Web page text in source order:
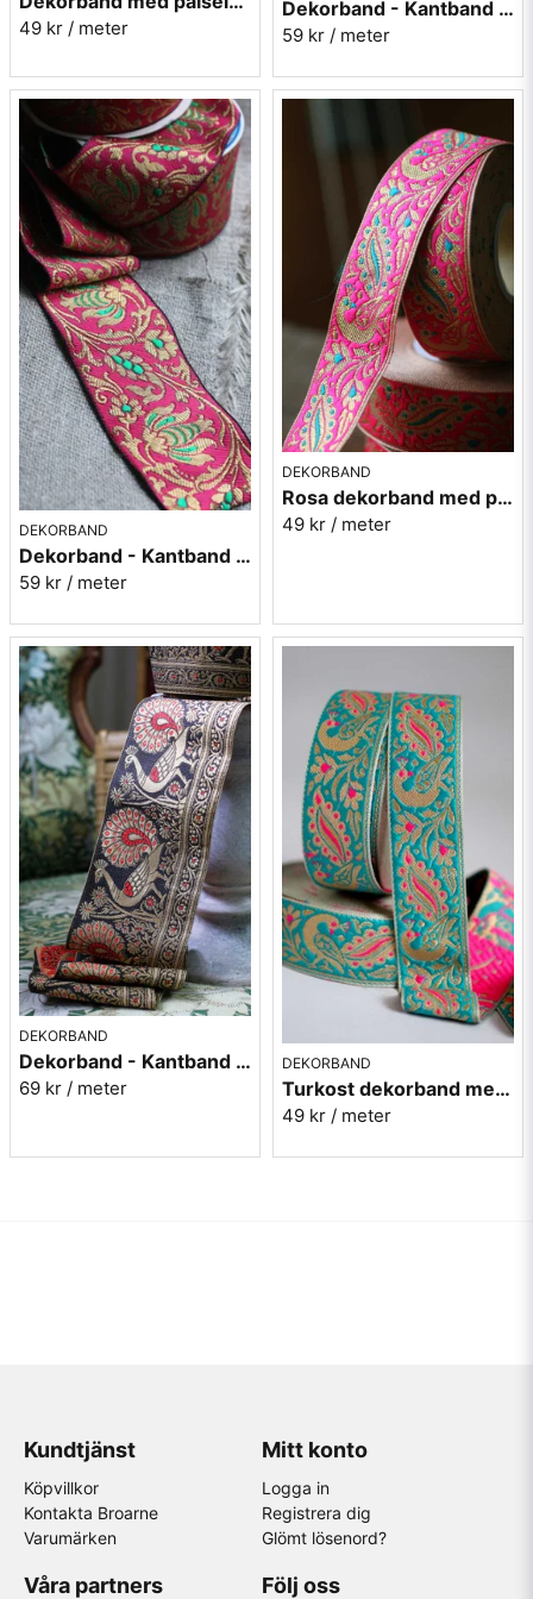
49 kr / meter
Dekorband - Kantband i textil Nr 40
59 kr / meter
DEKORBAND
Dekorband - Kantband i textil Nr 61
59 kr / meter
DEKORBAND
Rosa dekorband med påfåglar - 3cm
49 kr / meter
DEKORBAND
Dekorband - Kantband i textil Nr 52
69 kr / meter
DEKORBAND
Turkost dekorband med påfåglar - 3cm
49 kr / meter
Kundtjänst
Köpvillkor
Kontakta Broarne
Varumärken
Mitt konto
Logga in
Registrera dig
Glömt lösenord?
Våra partners Följ oss